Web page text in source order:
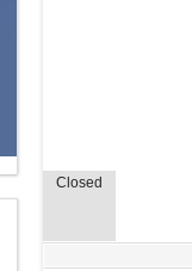
Closed